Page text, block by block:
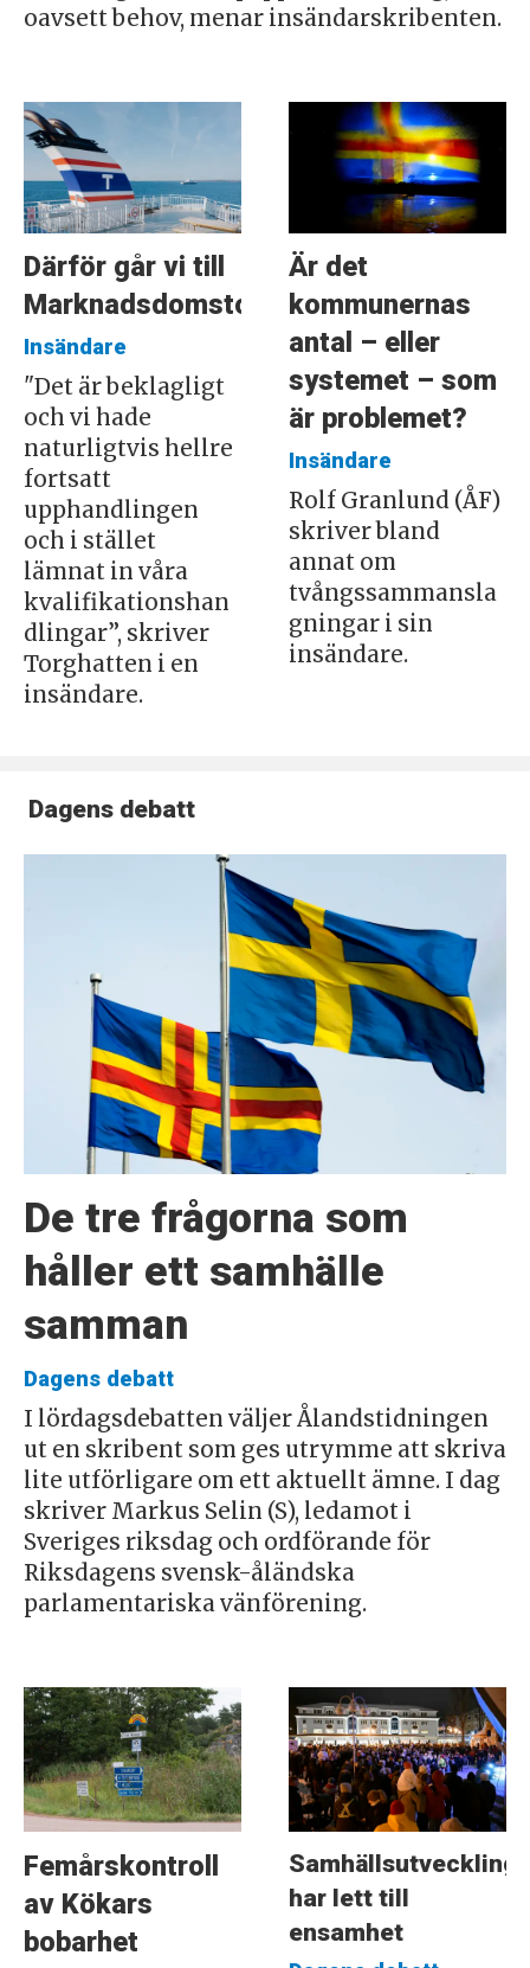
oavsett behov, menar insändarskribenten.
Därför går vi till
Marknadsdomstolen
Insändare
"Det är beklagligt
och vi hade
naturligtvis hellre
fortsatt
upphandlingen
och i stället
lämnat in våra
kvalifikationshan
dlingar”, skriver
Torghatten i en
insändare.
Är det
kommunernas
antal – eller
systemet – som
är problemet?
Insändare
Rolf Granlund (ÅF)
skriver bland
annat om
tvångssammansla
gningar i sin
insändare.
Dagens debatt
De tre frågorna som
håller ett samhälle
samman
Dagens debatt
I lördagsdebatten väljer Ålandstidningen
ut en skribent som ges utrymme att skriva
lite utförligare om ett aktuellt ämne. I dag
skriver Markus Selin (S), ledamot i
Sveriges riksdag och ordförande för
Riksdagens svensk-åländska
parlamentariska vänförening.
Femårskontroll
av Kökars
bobarhet
Samhällsutveckling
har lett till
ensamhet